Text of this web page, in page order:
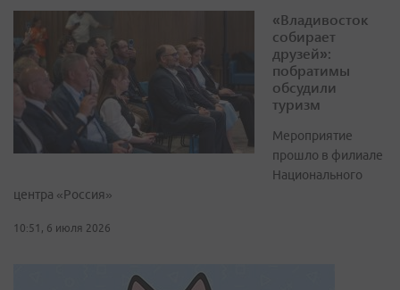
«Владивосток
собирает
друзей»:
побратимы
обсудили
туризм
Мероприятие
прошло в филиале
Национального
центра «Россия»
10:51, 6 июля 2026